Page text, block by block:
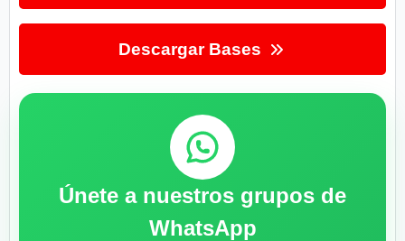
Descargar Bases
Únete a nuestros grupos de
WhatsApp